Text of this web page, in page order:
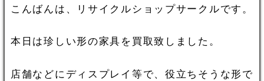
こんばんは、リサイクルショップサークルです。
本日は珍しい形の家具を買取致しました。
店舗などにディスプレイ等で、役立ちそうな形で